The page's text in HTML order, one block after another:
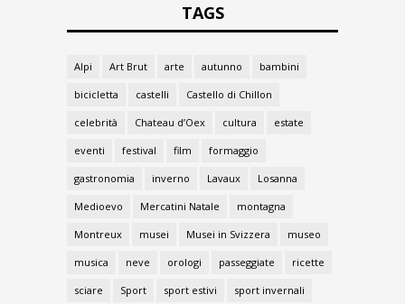
TAGS
Alpi Art Brut arte autunno bambini
bicicletta castelli Castello di Chillon
celebrità Chateau d’Oex cultura estate
eventi festival film formaggio
gastronomia inverno Lavaux Losanna
Medioevo Mercatini Natale montagna
Montreux musei Musei in Svizzera museo
musica neve orologi passeggiate ricette
sciare Sport sport estivi sport invernali